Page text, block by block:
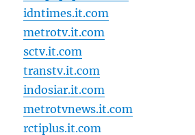
idntimes.it.com
metrotv.it.com
sctv.it.com
transtv.it.com
indosiar.it.com
metrotvnews.it.com
rctiplus.it.com